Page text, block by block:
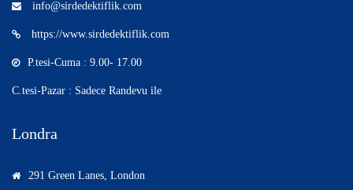
info@sirdedektiflik.com
https://www.sirdedektiflik.com
P.tesi-Cuma : 9.00- 17.00
C.tesi-Pazar : Sadece Randevu ile
Londra
291 Green Lanes, London